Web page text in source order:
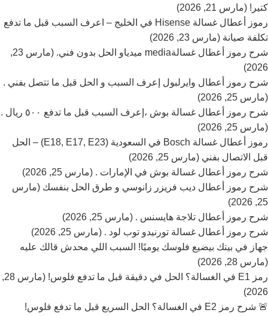
كتير! (مارس 21, 2026)
رموز أعطال غسالة Hisense في الخليج – اعرف السبب قبل ما تدفع
تكلفة صيانة (مارس 23, 2026)
شرح رموز أعطال غسالةmedia ميدياو الحل بدون فني. (مارس 23,
2026)
شرح رموز أعطال وايرلبول إعرف السبب و الحل قبل ما تتصل بفني .
(مارس 25, 2026)
شرح رموز أعطال غسالة بوش ،إعرف السبب قبل ما تدفع ٥٠٠ ريال .
(مارس 25, 2026)
رموز أعطال غسالة Bosch في السعودية (E18, E17, E23) – الحل
قبل الاتصال بفني (مارس 25, 2026)
شرح رموز أعطال غسالة بوش في الإمارات . (مارس 25, 2026)
شرح رموز أعطال ديب فريزر زانوسي و طرق الحل بنفسك (مارس
25, 2026)
شرح رموز أعطال تلاجة هايسنس . (مارس 25, 2026)
شرح رموز أعطال غسالة تورنيدو توب لود . (مارس 25, 2026)
جهاز في بيتك بيضيع فلوسك يوميًا! السبب اللي محدش قالك عليه
(مارس 28, 2026)
رمز E1 في الغسالة؟ الحل في دقيقة قبل ما تدفع فلوس! (مارس 28,
2026)
🚨 شرح رمز E2 في الغسالة؟ الحل السريع قبل ما تدفع فلوس!